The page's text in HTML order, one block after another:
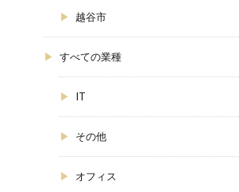
越谷市
すべての業種
IT
その他
オフィス